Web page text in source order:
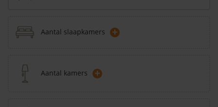
Aantal slaapkamers +
Aantal kamers +